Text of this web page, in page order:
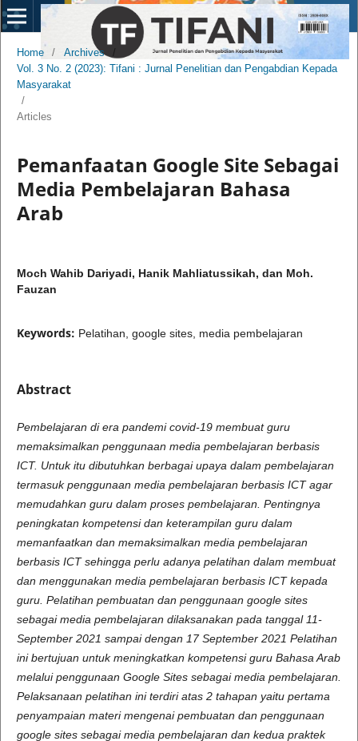
Home / Archives
/
Vol. 3 No. 2 (2023): Tifani : Jurnal Penelitian dan Pengabdian Kepada
Masyarakat
/
Articles
Pemanfaatan Google Site Sebagai
Media Pembelajaran Bahasa
Arab
Moch Wahib Dariyadi, Hanik Mahliatussikah, dan Moh.
Fauzan
Keywords: Pelatihan, google sites, media pembelajaran
Abstract
Pembelajaran di era pandemi covid-19 membuat guru
memaksimalkan penggunaan media pembelajaran berbasis
ICT. Untuk itu dibutuhkan berbagai upaya dalam pembelajaran
termasuk penggunaan media pembelajaran berbasis ICT agar
memudahkan guru dalam proses pembelajaran. Pentingnya
peningkatan kompetensi dan keterampilan guru dalam
memanfaatkan dan memaksimalkan media pembelajaran
berbasis ICT sehingga perlu adanya pelatihan dalam membuat
dan menggunakan media pembelajaran berbasis ICT kepada
guru. Pelatihan pembuatan dan penggunaan google sites
sebagai media pembelajaran dilaksanakan pada tanggal 11-
September 2021 sampai dengan 17 September 2021 Pelatihan
ini bertujuan untuk meningkatkan kompetensi guru Bahasa Arab
melalui penggunaan Google Sites sebagai media pembelajaran.
Pelaksanaan pelatihan ini terdiri atas 2 tahapan yaitu pertama
penyampaian materi mengenai pembuatan dan penggunaan
google sites sebagai media pembelajaran dan kedua praktek